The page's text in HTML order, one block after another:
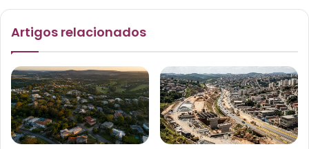
Artigos relacionados